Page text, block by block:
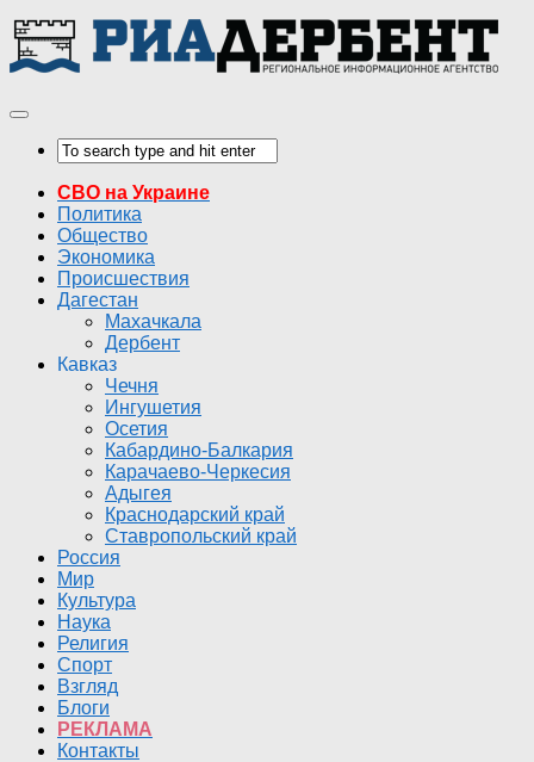
СВО на Украине
Политика
Общество
Экономика
Происшествия
Дагестан
Махачкала
Дербент
Кавказ
Чечня
Ингушетия
Осетия
Кабардино-Балкария
Карачаево-Черкесия
Адыгея
Краснодарский край
Ставропольский край
Россия
Мир
Культура
Наука
Религия
Спорт
Взгляд
Блоги
РЕКЛАМА
Контакты